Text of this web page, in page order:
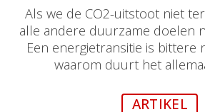
Als we de CO2-uitstoot niet
alle andere duurzame doelen
Een energietransitie is bittere
waarom duurt het
ARTIKEL